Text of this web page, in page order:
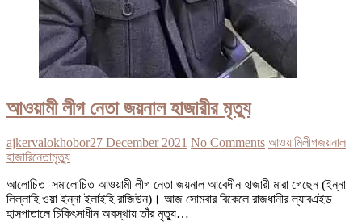
আওয়ামী লীগ নেতা জয়নাল হাজারীর মৃত্যু
ajkervalokhobor27 December 2021 No Comments আওয়ামিলীগজয়নাল
হাজারিনেতামৃত্যু
আলোচিত–সমালোচিত আওয়ামী লীগ নেতা জয়নাল আবেদীন হাজারী মারা গেছেন (ইন্না
লিল্লাহি ওয়া ইন্না ইলাইহি রাজিউন)। আজ সোমবার বিকেলে রাজধানীর ল্যাবএইড
হাসপাতালে চিকিৎসাধীন অবস্থায় তাঁর মৃত্যু…